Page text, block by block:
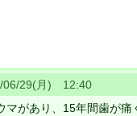
29(月) 12:40
マがあり、15年間歯が痛